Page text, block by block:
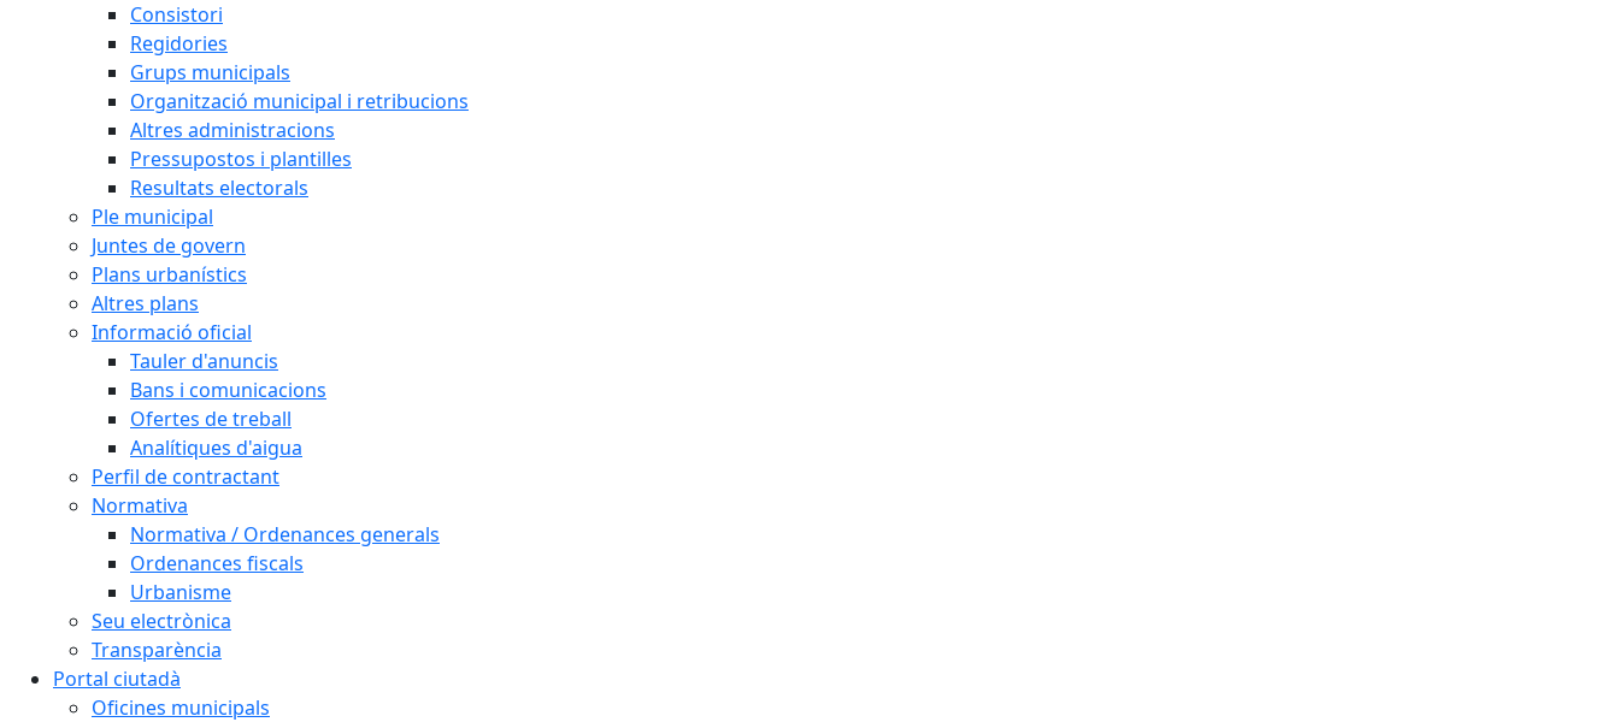
Consistori
Regidories
Grups municipals
Organització municipal i retribucions
Altres administracions
Pressupostos i plantilles
Resultats electorals
Ple municipal
Juntes de govern
Plans urbanístics
Altres plans
Informació oficial
Tauler d'anuncis
Bans i comunicacions
Ofertes de treball
Analítiques d'aigua
Perfil de contractant
Normativa
Normativa / Ordenances generals
Ordenances fiscals
Urbanisme
Seu electrònica
Transparència
Portal ciutadà
Oficines municipals